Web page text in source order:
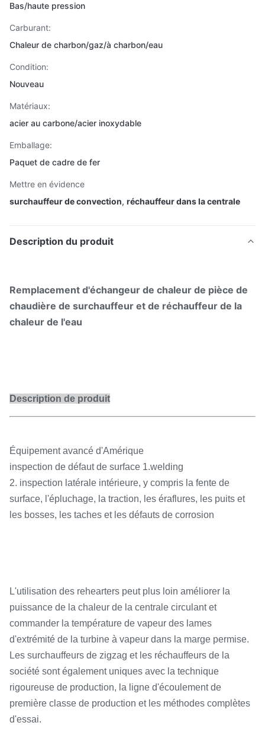
Bas/haute pression
Carburant:
Chaleur de charbon/gaz/à charbon/eau
Condition:
Nouveau
Matériaux:
acier au carbone/acier inoxydable
Emballage:
Paquet de cadre de fer
Mettre en évidence
surchauffeur de convection, réchauffeur dans la centrale
Description du produit
Remplacement d'échangeur de chaleur de pièce de
chaudière de surchauffeur et de réchauffeur de la
chaleur de l'eau
Description de produit
Équipement avancé d'Amérique
inspection de défaut de surface 1.welding
2. inspection latérale intérieure, y compris la fente de
surface, l'épluchage, la traction, les éraflures, les puits et
les bosses, les taches et les défauts de corrosion
L'utilisation des rehearters peut plus loin améliorer la
puissance de la chaleur de la centrale circulant et
commander la température de vapeur des lames
d'extrémité de la turbine à vapeur dans la marge permise.
Les surchauffeurs de zigzag et les réchauffeurs de la
société sont également uniques avec la technique
rigoureuse de production, la ligne d'écoulement de
première classe de production et les méthodes complètes
d'essai.